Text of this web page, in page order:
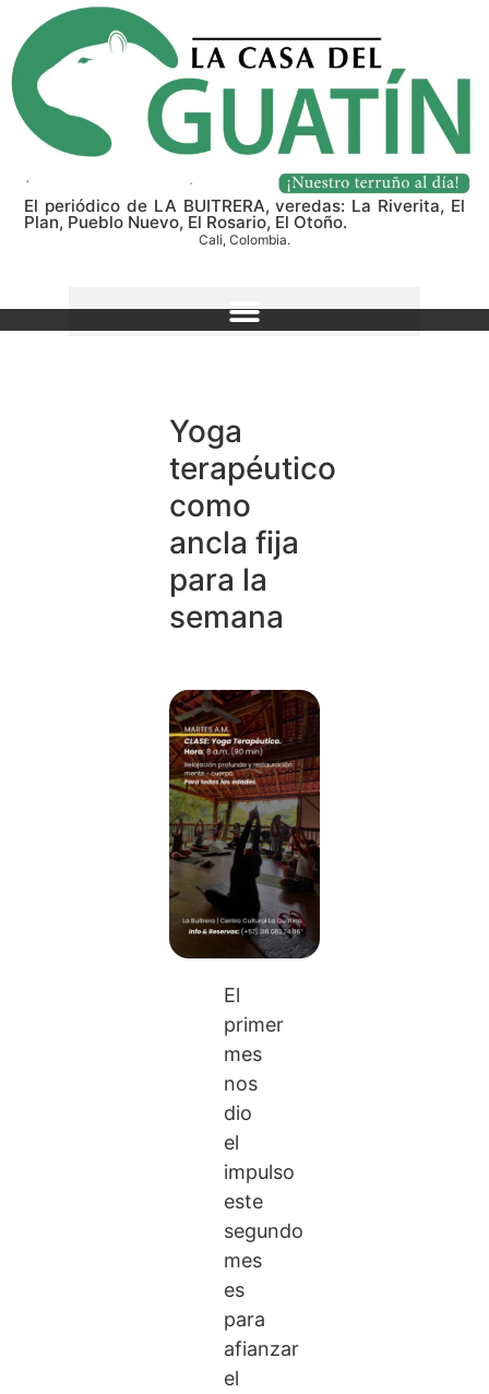
El periódico de LA BUITRERA, veredas: La Riverita, El
Plan, Pueblo Nuevo, El Rosario, El Otoño.
Cali, Colombia.
Yoga
terapéutico
como
ancla fija
para la
semana
El
primer
mes
nos
dio
el
impulso
este
segundo
mes
es
para
afianzar
el